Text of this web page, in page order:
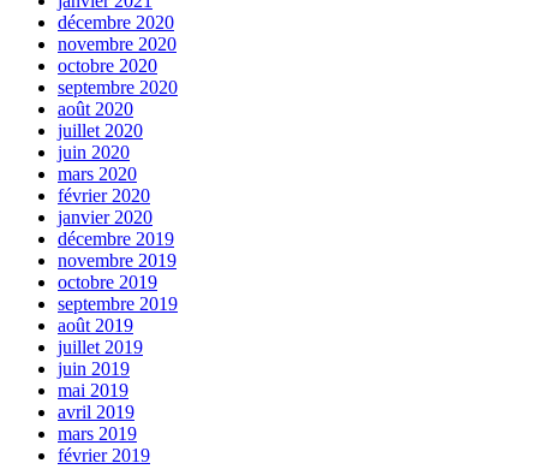
décembre 2020
novembre 2020
octobre 2020
septembre 2020
août 2020
juillet 2020
juin 2020
mars 2020
février 2020
janvier 2020
décembre 2019
novembre 2019
octobre 2019
septembre 2019
août 2019
juillet 2019
juin 2019
mai 2019
avril 2019
mars 2019
février 2019